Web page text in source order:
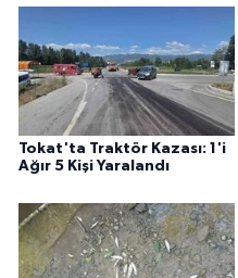
Tokat'ta Traktör Kazası: 1'i
Ağır 5 Kişi Yaralandı